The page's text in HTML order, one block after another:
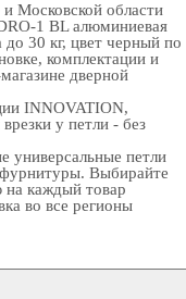
Московской области
1 BL алюминиевая
до 30 кг, цвет черный по
комплектации и
дверной
INNOVATION,
у петли - без
универсальные петли
Выбирайте
на каждый товар
во все регионы